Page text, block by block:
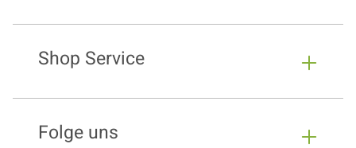
Shop Service
Folge uns